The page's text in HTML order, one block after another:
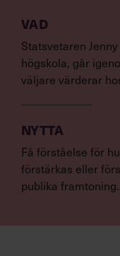
VAD
Statsvetaren
högskola, går
väljare värderar
NYTTA
Få förståelse för
förstärkas eller
publika framtoning.